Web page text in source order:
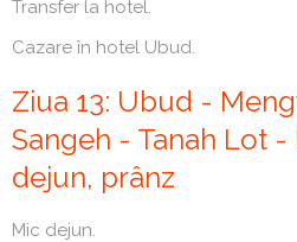
Transfer la hotel.
Cazare în hotel Ubud.
Ziua 13: Ubud -
Sangeh - Tanah Lot
dejun, prânz
Mic dejun.